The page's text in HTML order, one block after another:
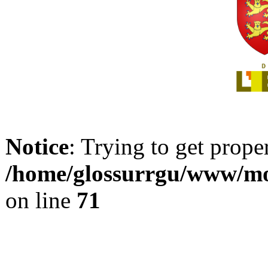
Notice: Trying to get
/home/glossurrgu/www/
on line 71